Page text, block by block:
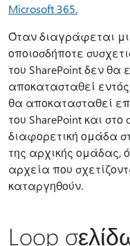
Microsoft 365.
Όταν διαγράφεται
οποιοσδήποτε
του SharePoint δεν θα
αποκατασταθεί
θα αποκατασταθεί
του SharePoint και
διαφορετική ομάδα
της αρχικής ομάδας,
αρχεία που
καταργηθούν.
Loop